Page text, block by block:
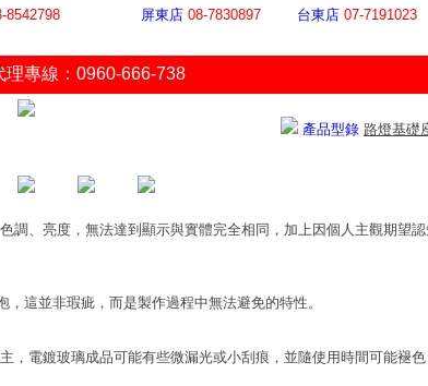
8542798 屏東店 08-7830897 台東店 07-7191023
理專線：0960-666-738
產品型錄 路燈基礎
調、亮度，無法達到顯示與實體完全相同，加上因個人主觀期望認
這並非瑕疵，而是製作過程中無法避免的特性。
，電鍍玻璃成品可能有些微漏光或小刮痕，並隨使用時間可能褪色